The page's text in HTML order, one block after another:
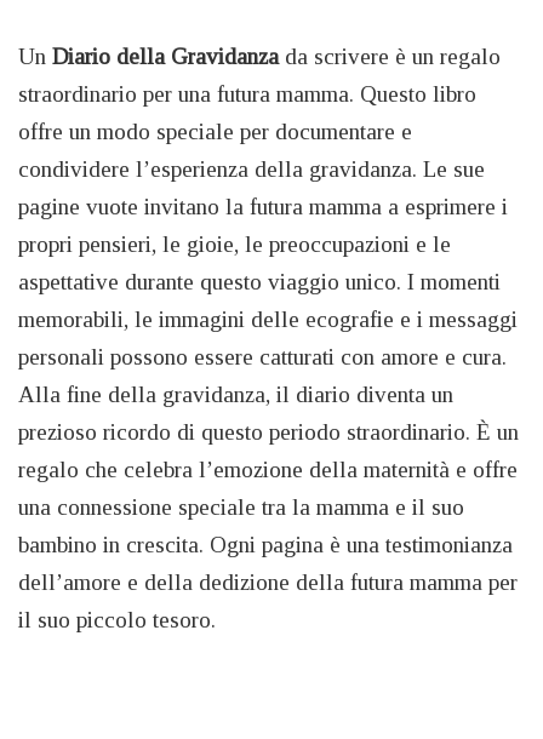
Un Diario della Gravidanzada scrivere è un regalo
straordinario per una futura mamma. Questo libro
offre un modo speciale per documentare e
condividere l’esperienza della gravidanza. Le sue
pagine vuote invitano la futura mamma a esprimere i
propri pensieri, le gioie, le preoccupazioni e le
aspettative durante questo viaggio unico. I momenti
memorabili, le immagini delle ecografie e i messaggi
personali possono essere catturati con amore e cura.
Alla fine della gravidanza, il diario diventa un
prezioso ricordo di questo periodo straordinario. È un
regalo che celebra l’emozione della maternità e offre
una connessione speciale tra la mamma e il suo
bambino in crescita. Ogni pagina è una testimonianza
dell’amore e della dedizione della futura mamma per
il suo piccolo tesoro.